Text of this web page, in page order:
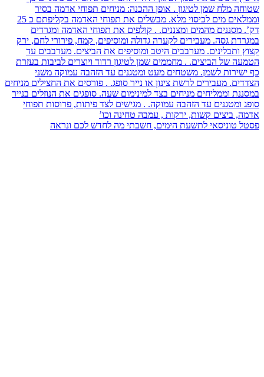
פסטל טוניסאי לתשעת הימים, חשבתי מה לחדש לכם ונראה